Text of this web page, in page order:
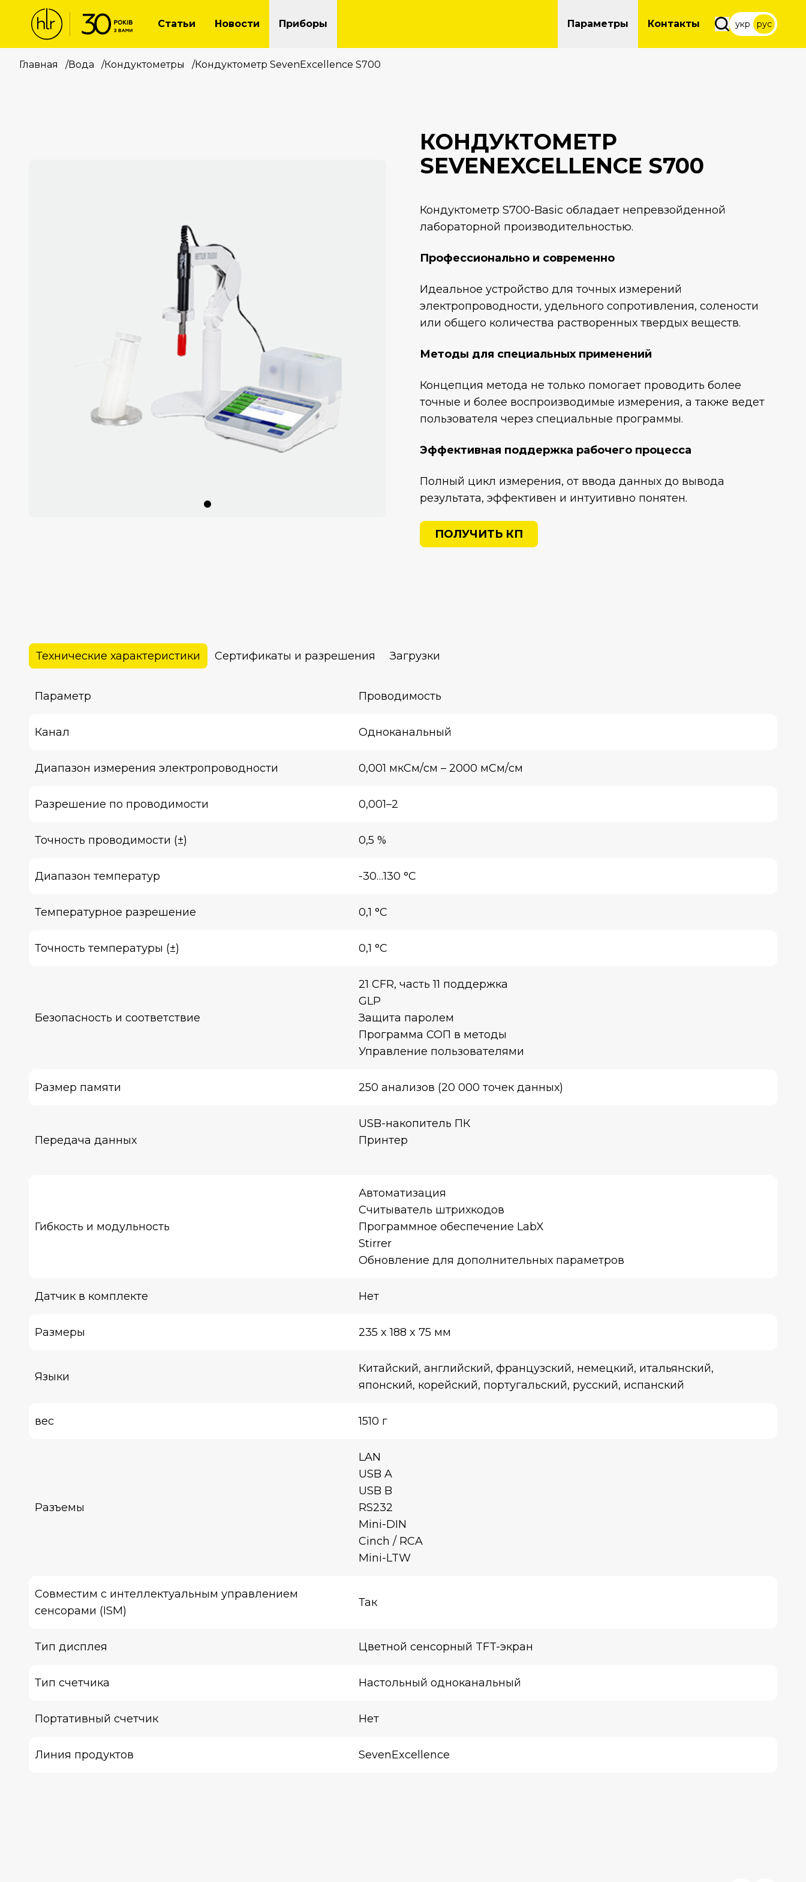
Статьи Новости Приборы Параметры Контакты укр рус
Главная /Вода /Кондуктометры /Кондуктометр SevenExcellence S700
КОНДУКТОМЕТР
SEVENEXCELLENCE S700
Кондуктометр S700-Basic обладает непревзойденной
лабораторной производительностью.
Профессионально и современно
Идеальное устройство для точных измерений
электропроводности, удельного сопротивления, солености
или общего количества растворенных твердых веществ.
Методы для специальных применений
Концепция метода не только помогает проводить более
точные и более воспроизводимые измерения, а также ведет
пользователя через специальные программы.
Эффективная поддержка рабочего процесса
Полный цикл измерения, от ввода данных до вывода
результата, эффективен и интуитивно понятен.
ПОЛУЧИТЬ КП
Технические характеристики Сертификаты и разрешения Загрузки
Параметр Проводимость
Канал Одноканальный
Диапазон измерения электропроводности 0,001 мкСм/см – 2000 мСм/см
Разрешение по проводимости 0,001–2
Точность проводимости (±) 0,5 %
Диапазон температур -30…130 °C
Температурное разрешение 0,1 °C
Точность температуры (±) 0,1 °C
Безопасность и соответствие
21 CFR, часть 11 поддержка
GLP
Защита паролем
Программа СОП в методы
Управление пользователями
Размер памяти 250 анализов (20 000 точек данных)
Передача данных
USB-накопитель ПК
Принтер
Гибкость и модульность
Автоматизация
Считыватель штрихкодов
Программное обеспечение LabX
Stirrer
Обновление для дополнительных параметров
Датчик в комплекте Нет
Размеры 235 x 188 x 75 мм
Языки
Китайский, английский, французский, немецкий, итальянский,
японский, корейский, португальский, русский, испанский
вес 1510 г
Разъемы
LAN
USB A
USB B
RS232
Mini-DIN
Cinch / RCA
Mini-LTW
Совместим с интеллектуальным управлением
сенсорами (ISM)
Так
Тип дисплея Цветной сенсорный TFT-экран
Тип счетчика Настольный одноканальный
Портативный счетчик Нет
Линия продуктов SevenExcellence